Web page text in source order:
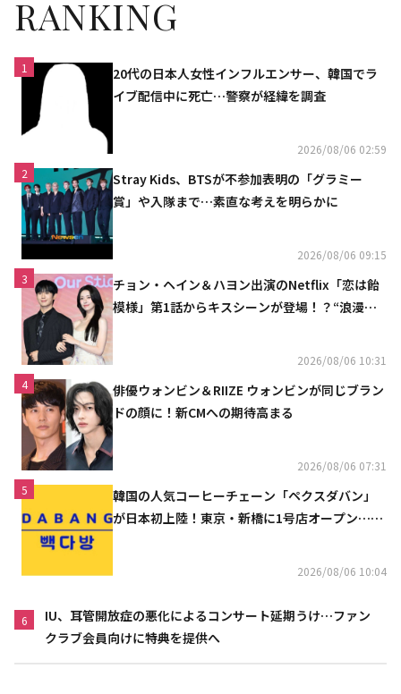
RANKING
1
20代の日本人女性インフルエンサー、韓国でラ
イブ配信中に死亡…警察が経緯を調査
2026/08/06 02:59
2
Stray Kids、BTSが不参加表明の「グラミー
賞」や入隊まで…素直な考えを明らかに
2026/08/06 09:15
3
チョン・ヘイン＆ハヨン出演のNetflix「恋は飴
模様」第1話からキスシーンが登場！？“浪漫と
2026/08/06 10:31
4
俳優ウォンビン＆RIIZE ウォンビンが同じブラン
ドの顔に！新CMへの期待高まる
2026/08/06 07:31
5
韓国の人気コーヒーチェーン「ペクスダバン」
が日本初上陸！東京・新橋に1号店オープン…海
2026/08/06 10:04
6
IU、耳管開放症の悪化によるコンサート延期うけ…ファン
クラブ会員向けに特典を提供へ